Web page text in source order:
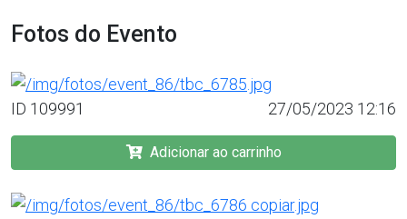
Fotos do Evento
ID 109991 27/05/2023 12:16
Adicionar ao carrinho